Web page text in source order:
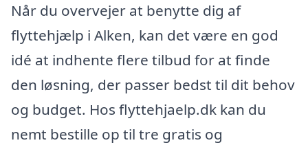
Når du overvejer at benytte dig af
flyttehjælp i Alken, kan det være en god
idé at indhente flere tilbud for at finde
den løsning, der passer bedst til dit behov
og budget. Hos flyttehjaelp.dk kan du
nemt bestille op til tre gratis og